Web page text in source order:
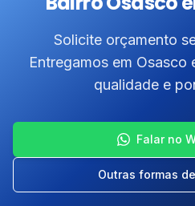
Solicite orçamento
Entregamos em
qualidade e
Falar no
Outras formas